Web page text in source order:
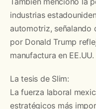
industrias
automotriz, señalando
por Donald Trump
manufactura en EE.UU.
La tesis de Slim:
La fuerza laboral
estratégicos más